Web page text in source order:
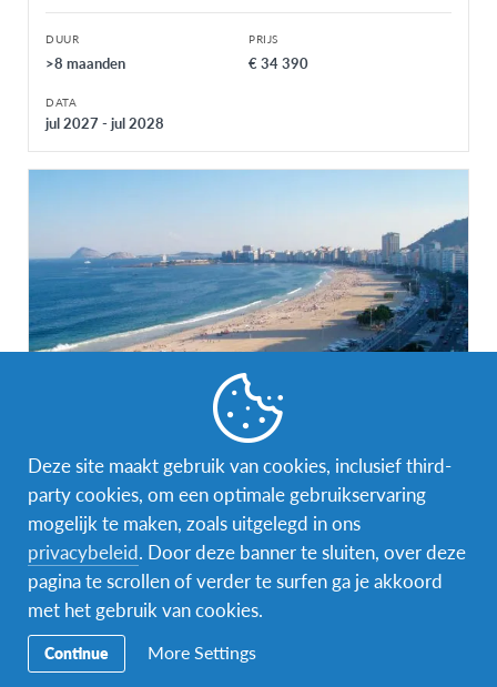
DUUR
>8 maanden
PRIJS
€ 34 390
DATA
jul 2027 - jul 2028
Schooljaar in Brazilië (specifieke opleiding)
BESTEMMING Brazilië
DUUR
>8 maanden
PRIJS
€ 9.850
DATA
aug 2026 - jun 2027
Deze site maakt gebruik van cookies, inclusief third-
party cookies, om een optimale gebruikservaring
mogelijk te maken, zoals uitgelegd in ons
privacybeleid. Door deze banner te sluiten, over deze
pagina te scrollen of verder te surfen ga je akkoord
met het gebruik van cookies.
Continue More Settings